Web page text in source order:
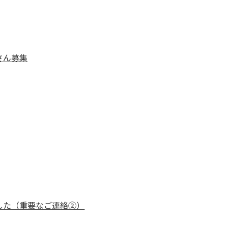
ん募集
（重要なご連絡②）